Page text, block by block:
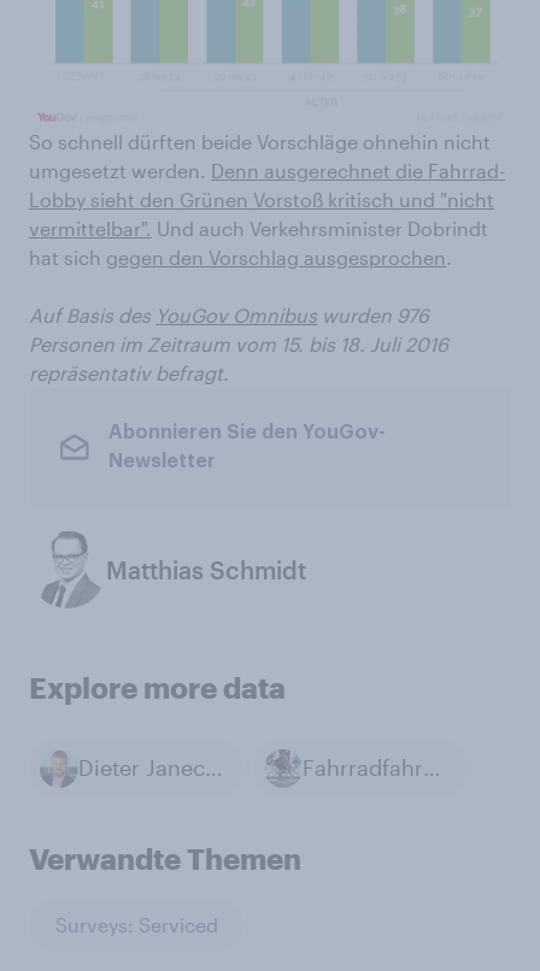
So schnell dürften beide Vorschläge ohnehin nicht
umgesetzt werden. Denn ausgerechnet die Fahrrad-
Lobby sieht den Grünen Vorstoß kritisch und "nicht
vermittelbar". Und auch Verkehrsminister Dobrindt
hat sich gegen den Vorschlag ausgesprochen
Auf Basis des YouGov Omnibus wurden 976
Personen im Zeitraum vom 15. bis 18. Juli 2016
repräsentativ befragt.
Abonnieren Sie den YouGov-
Newsletter
Matthias Schmidt
Explore more data
Dieter Janecek Fahrradfahren
Verwandte Themen
Surveys: Serviced